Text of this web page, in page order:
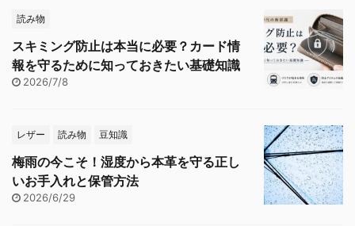
読み物
スキミング防止は本当に必要？カード情
報を守るために知っておきたい基礎知識
2026/7/8
レザー 読み物 豆知識
梅雨の今こそ！湿度から本革を守る正し
いお手入れと保管方法
2026/6/29